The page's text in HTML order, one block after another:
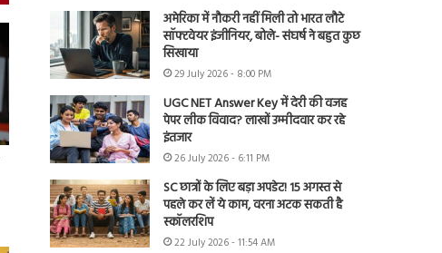
अमेरिका में नौकरी नहीं मिली तो भारत लौटे
सॉफ्टवेयर इंजीनियर, बोले- संघर्ष ने बहुत कुछ
सिखाया
29 July 2026 - 8:00 PM
UGC NET Answer Key में देरी की वजह
पेपर लीक विवाद? लाखों उम्मीदवार कर रहे
इंतजार
26 July 2026 - 6:11 PM
SC छात्रों के लिए बड़ा अपडेट! 15 अगस्त से
पहले कर लें ये काम, वरना अटक सकती है
स्कॉलरशिप
22 July 2026 - 11:54 AM